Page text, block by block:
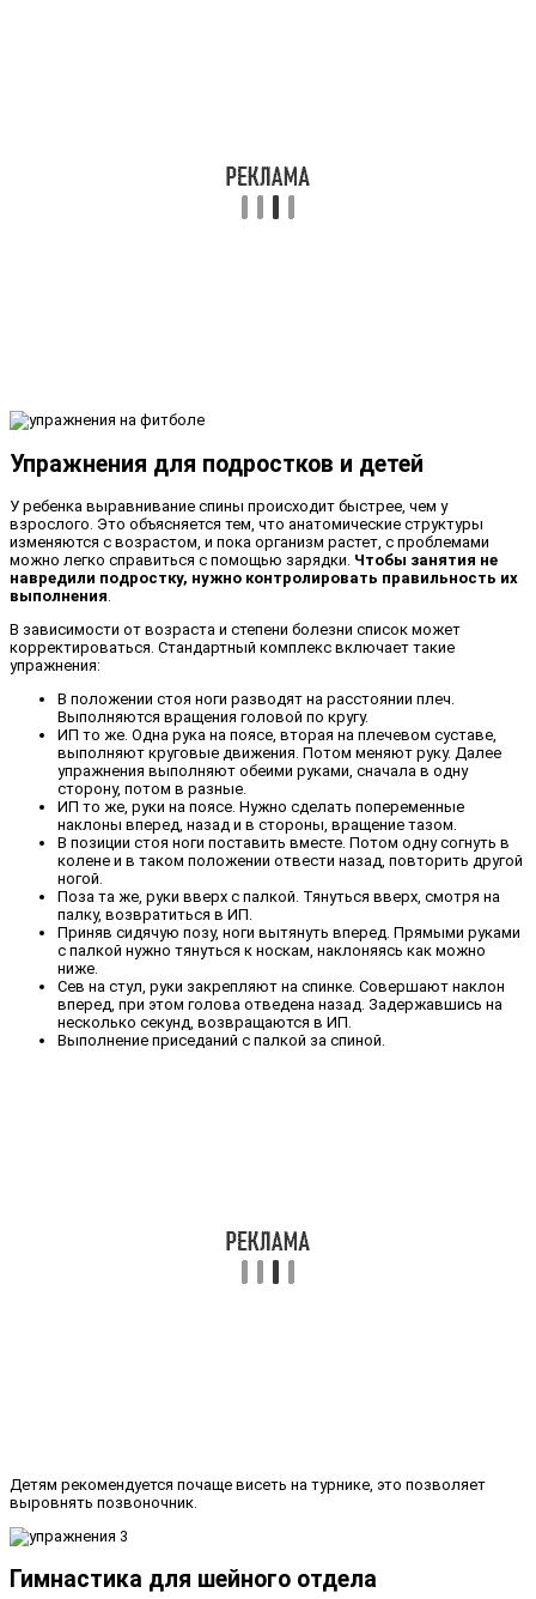
Упражнения для подростков и детей
У ребенка выравнивание спины происходит быстрее, чем у
взрослого. Это объясняется тем, что анатомические структуры
изменяются с возрастом, и пока организм растет, с проблемами
можно легко справиться с помощью зарядки. Чтобы занятия не
навредили подростку, нужно контролировать правильность их
выполнения
В зависимости от возраста и степени болезни список может
корректироваться. Стандартный комплекс включает такие
упражнения:
В положении стоя ноги разводят на расстоянии плеч.
Выполняются вращения головой по кругу.
ИП то же. Одна рука на поясе, вторая на плечевом суставе,
выполняют круговые движения. Потом меняют руку. Далее
упражнения выполняют обеими руками, сначала в одну
сторону, потом в разные.
ИП то же, руки на поясе. Нужно сделать попеременные
наклоны вперед, назад и в стороны, вращение тазом.
В позиции стоя ноги поставить вместе. Потом одну согнуть в
колене и в таком положении отвести назад, повторить другой
ногой.
Поза та же, руки вверх с палкой. Тянуться вверх, смотря на
палку, возвратиться в ИП.
Приняв сидячую позу, ноги вытянуть вперед. Прямыми руками
с палкой нужно тянуться к носкам, наклоняясь как можно
ниже.
Сев на стул, руки закрепляют на спинке. Совершают наклон
вперед, при этом голова отведена назад. Задержавшись на
несколько секунд, возвращаются в ИП.
Выполнение приседаний с палкой за спиной.
Детям рекомендуется почаще висеть на турнике, это позволяет
выровнять позвоночник.
Гимнастика для шейного отдела